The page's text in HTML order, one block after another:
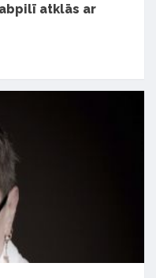
atklās ar